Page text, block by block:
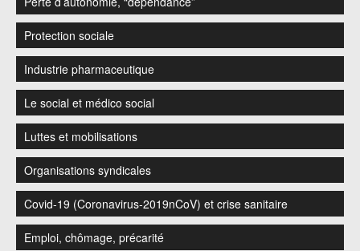
Protection sociale
Industrie pharmaceutique
Le social et médico social
Luttes et mobilisations
Organisations syndicales
Covid-19 (Coronavirus-2019nCoV) et crise sanitaire
Emploi, chômage, précarité